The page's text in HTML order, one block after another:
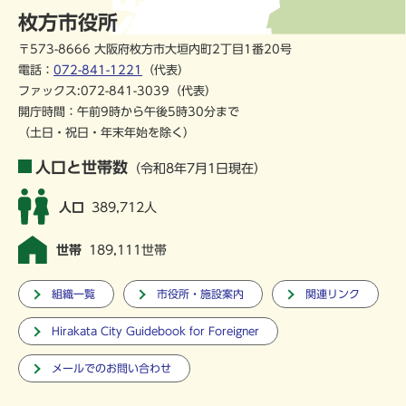
枚方市役所
〒573-8666 大阪府枚方市大垣内町2丁目1番20号
電話： 072-841-1221
（代表）
ファックス:072-841-3039（代表）
開庁時間：午前9時から午後5時30分まで
（土日・祝日・年末年始を除く）
人口と世帯数 （令和8年7月1日現在）
人口 389,712人
世帯 189,111世帯
組織一覧 市役所・施設案内 関連リンク
Hirakata City Guidebook for Foreigner
メールでのお問い合わせ